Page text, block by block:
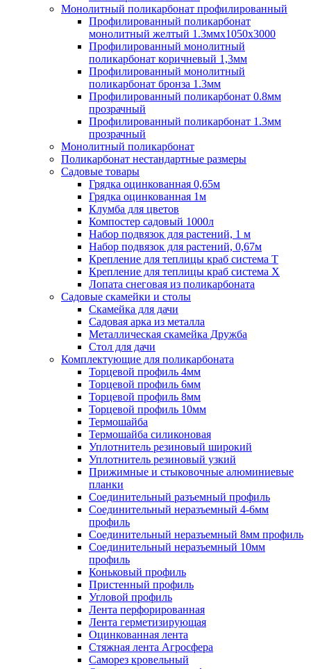
Монолитный поликарбонат профилированный
Профилированный поликарбонат
монолитный желтый 1.3ммх1050х3000
Профилированный монолитный
поликарбонат коричневый 1,3мм
Профилированный монолитный
поликарбонат бронза 1.3мм
Профилированный поликарбонат 0.8мм
прозрачный
Профилированный поликарбонат 1.3мм
прозрачный
Монолитный поликарбонат
Поликарбонат нестандартные размеры
Садовые товары
Грядка оцинкованная 0,65м
Грядка оцинкованная 1м
Клумба для цветов
Компостер садовый 1000л
Набор подвязок для растений, 1 м
Набор подвязок для растений, 0,67м
Крепление для теплицы краб система Т
Крепление для теплицы краб система Х
Лопата снеговая из поликарбоната
Садовые скамейки и столы
Скамейка для дачи
Садовая арка из металла
Металлическая скамейка Дружба
Стол для дачи
Комплектующие для поликарбоната
Торцевой профиль 4мм
Торцевой профиль 6мм
Торцевой профиль 8мм
Торцевой профиль 10мм
Термошайба
Термошайба силиконовая
Уплотнитель резиновый широкий
Уплотнитель резиновый узкий
Прижимные и стыковочные алюминиевые
планки
Соединительный разъемный профиль
Соединительный неразъемный 4-6мм
профиль
Соединительный неразъемный 8мм профиль
Соединительный неразъемный 10мм
профиль
Коньковый профиль
Пристенный профиль
Угловой профиль
Лента перфорированная
Лента герметизирующая
Оцинкованная лента
Стяжная лента Агросфера
Саморез кровельный